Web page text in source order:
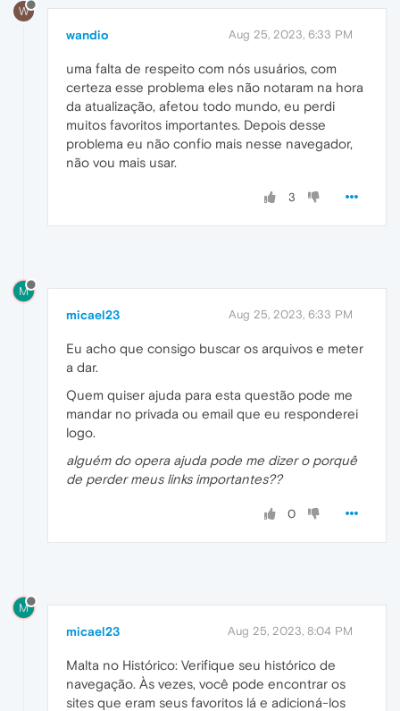
W
wandio Aug 25, 2023, 6:33 PM
uma falta de respeito com nós usuários, com
certeza esse problema eles não notaram na hora
da atualização, afetou todo mundo, eu perdi
muitos favoritos importantes. Depois desse
problema eu não confio mais nesse navegador,
não vou mais usar.
3
M
micael23 Aug 25, 2023, 6:33 PM
Eu acho que consigo buscar os arquivos e meter
a dar.
Quem quiser ajuda para esta questão pode me
mandar no privada ou email que eu responderei
logo.
alguém do opera ajuda pode me dizer o porquê
de perder meus links importantes??
0
M
micael23 Aug 25, 2023, 8:04 PM
Malta no Histórico: Verifique seu histórico de
navegação. Às vezes, você pode encontrar os
sites que eram seus favoritos lá e adicioná-los